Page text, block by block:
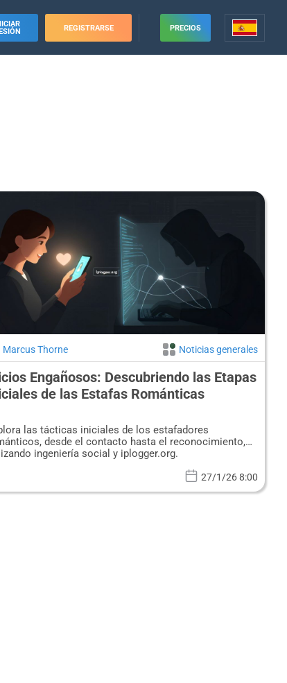
REGISTRARSE PRECIOS
Marcus Thorne Noticias generales
Engañosos: Descubriendo las Etapas
de las Estafas Románticas
las tácticas iniciales de los estafadores
desde el contacto hasta el reconocimiento,
ingeniería social y iplogger.org.
27/1/26 8:00